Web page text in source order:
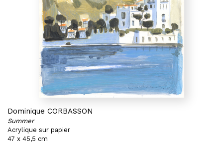
Dominique CORBASSON
Summer
Acrylique sur papier
47 x 45,5 cm